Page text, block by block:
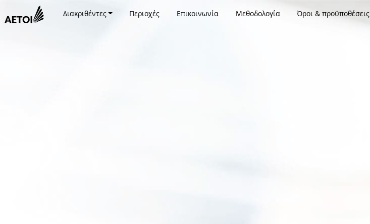
Διακριθέντες Περιοχές Επικοινωνία Μεθοδολογία Όροι & προϋποθέσεις